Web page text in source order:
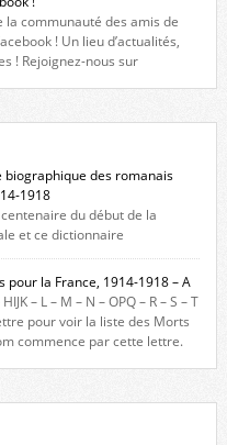
communauté des amis de
! Un lieu d’actualités,
! Rejoignez-nous sur
des romanais
1918
du début de la
et ce dictionnaire
romanais Morts pour la
recherche historique est
commémoratives de
du lycée Triboulet, […]
pour la France, 1914-1918 – A
– L – M – N – OPQ – R – S – T
pour voir la liste des Morts
commence par cette lettre.